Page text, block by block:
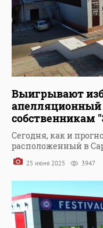
Выигрывают
апелляционный
собственникам
Сегодня, как и
расположенный в
25 июня 2025 3947